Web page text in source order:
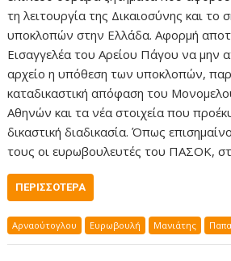
τη λειτουργία της Δικαιοσύνης και το
υποκλοπών στην Ελλάδα. Αφορμή
Εισαγγελέα του Αρείου Πάγου να μην
αρχείο η υπόθεση των υποκλοπών,
καταδικαστική απόφαση του
Αθηνών και τα νέα στοιχεία που
δικαστική διαδικασία. Όπως
τους οι ευρωβουλευτές του ΠΑΣΟΚ,
ΠΕΡΙΣΣΌΤΕΡΑ
Αρναούτογλου Ευρωβουλή Μανιάτης